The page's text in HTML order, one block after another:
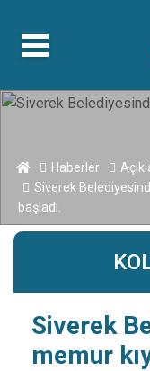
sohbetler
kurumsal
bizim
makinası
sohbetler
chat
Haberler
Siverek
başladı.
Siverek
memur